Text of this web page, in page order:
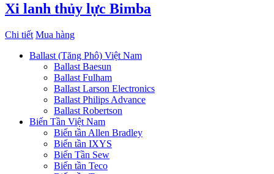
Xi lanh thủy lực Bimba
Chi tiết Mua hàng
Ballast (Tăng Phô) Việt Nam
Ballast Baesun
Ballast Fulham
Ballast Larson Electronics
Ballast Philips Advance
Ballast Robertson
Biến Tần Việt Nam
Biến tần Allen Bradley
Biến tần IXYS
Biến Tần Sew
Biến tần Teco